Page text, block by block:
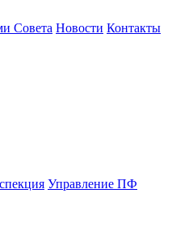
Совета Новости Контакты
Управление ПФ